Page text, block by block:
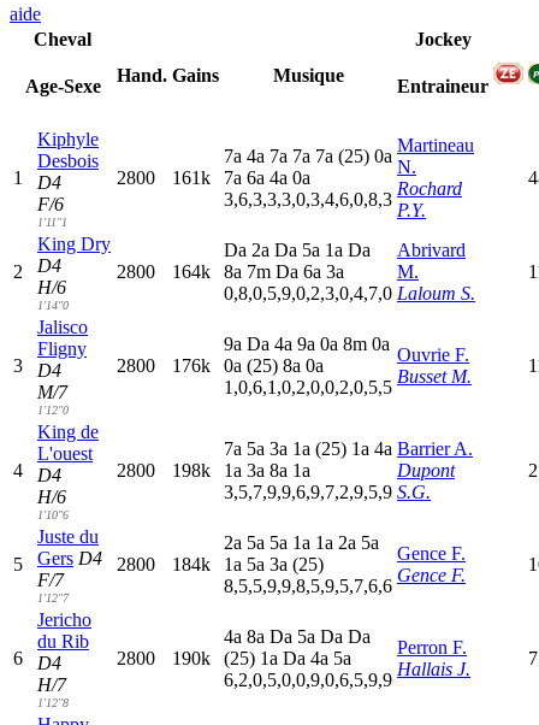
aide
Cheval
Age-Sexe
Hand. Gains Musique
Jockey
Entraineur
1
Kiphyle
Desbois
D4
F/6
1'11"1
2800 161k
7a 4a 7a 7a 7a (25) 0a
7a 6a 4a 0a
3,6,3,3,3,0,3,4,6,0,8,3
Martineau
N.
Rochard
P.Y.
2
King Dry
D4
H/6
1'14"0
2800 164k
Da 2a Da 5a 1a Da
8a 7m Da 6a 3a
0,8,0,5,9,0,2,3,0,4,7,0
Abrivard
M.
Laloum S.
3
Jalisco
Fligny
D4
M/7
1'12"0
2800 176k
9a Da 4a 9a 0a 8m 0a
0a (25) 8a 0a
1,0,6,1,0,2,0,0,2,0,5,5
Ouvrie F.
Busset M.
4
King de
L'ouest
D4
H/6
1'10"6
2800 198k
7a 5a 3a 1a (25) 1a 4a
1a 3a 8a 1a
3,5,7,9,9,6,9,7,2,9,5,9
Barrier A.
Dupont
S.G.
5
Juste du
Gers D4
F/7
1'12"7
2800 184k
2a 5a 5a 1a 1a 2a 5a
1a 5a 3a (25)
8,5,5,9,9,8,5,9,5,7,6,6
Gence F.
Gence F.
6
Jericho
du Rib
D4
H/7
1'12"8
2800 190k
4a 8a Da 5a Da Da
(25) 1a Da 4a 5a
6,2,0,5,0,0,9,0,6,5,9,9
Perron F.
Hallais J.